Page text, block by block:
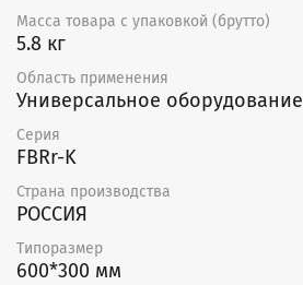
Масса товара с упаковкой (брутто)
5.8 кг
Область применения
Универсальное оборудование
Серия
FBRr-K
Страна производства
РОССИЯ
Типоразмер
600*300 мм